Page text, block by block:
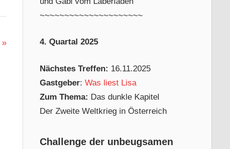
~~~~~~~~~~~~~~~~~~~~~
4. Quartal 2025
Nächstes Treffen: 16.11.2025
Gastgeber: Was liest Lisa
Zum Thema: Das dunkle Kapitel
Der Zweite Weltkrieg in Österreich
Challenge der unbeugsamen